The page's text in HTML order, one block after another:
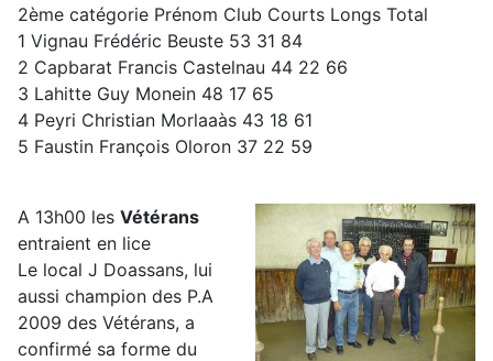
2ème catégorie Prénom Club Courts Longs Total
1 Vignau Frédéric Beuste 53 31 84
2 Capbarat Francis Castelnau 44 22 66
3 Lahitte Guy Monein 48 17 65
4 Peyri Christian Morlaaàs 43 18 61
5 Faustin François Oloron 37 22 59
A 13h00 les Vétérans
entraient en lice
Le local J Doassans, lui
aussi champion des P.A
2009 des Vétérans, a
confirmé sa forme du